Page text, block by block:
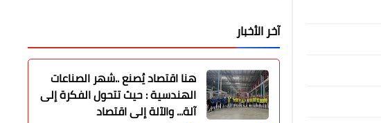
آخر الأخبار
هنا اقتصاد يُصنع ..شهر الصناعات
الهندسية : حيث تتحول الفكرة إلى
آلة... والآلة إلى اقتصاد